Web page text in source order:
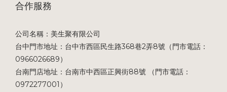
合作服務
公司名稱：美生聚有限公司
台中門市地址：台中市西區民生路368巷2弄8號（門市電話：
0966026689）
台南門店地址：台南市中西區正興街88號 （門市電話：
0972277001）